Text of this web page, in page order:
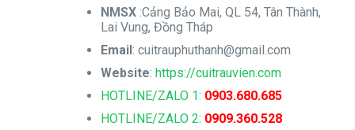
NMSX:Cảng Bảo Mai, QL 54, Tân Thành,
Lai Vung, Đồng Tháp
Email: cuitrauphuthanh@gmail.com
Website: https://cuitrauvien.com
HOTLINE/ZALO 1: 0903.680.685
HOTLINE/ZALO 2: 0909.360.528